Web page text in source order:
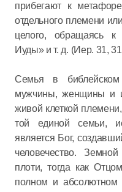
прибегают к
отдельного племени
целого, обращаясь
Иуды» и т. д. (Иер. 31,
Семья в
мужчины, женщины и
живой клеткой
той единой семьи,
является Бог,
человечество.
плоти, тогда как
полном и абсолютном